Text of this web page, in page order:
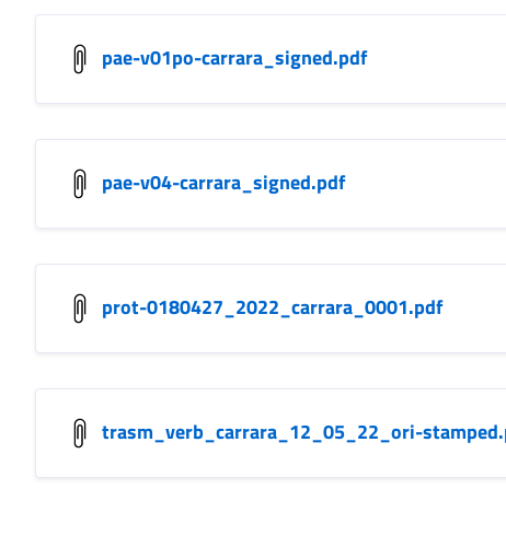
pae-v01po-carrara_signed.pdf
pae-v04-carrara_signed.pdf
prot-0180427_2022_carrara_0001.pdf
trasm_verb_carrara_12_05_22_ori-